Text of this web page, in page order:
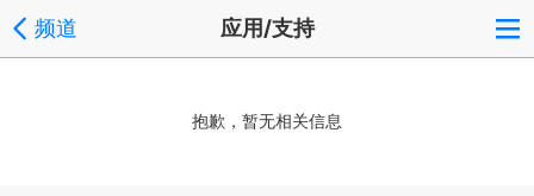
频道 应用/支持
抱歉，暂无相关信息